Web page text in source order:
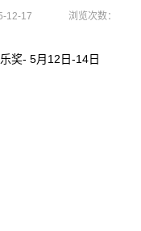
12-17 浏览次数：
奖- 5月12日-14日